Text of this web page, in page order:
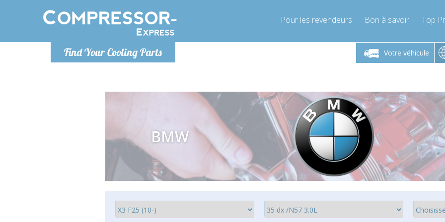
Find Your Cooling Parts
Pour les revendeurs Bon à savoir Top
Votre véhicule
Lundi-Vendredi 9h-17h Lundi-Vendredi 9h-17h
info@compressor-express.fr
Lundi-
BMW